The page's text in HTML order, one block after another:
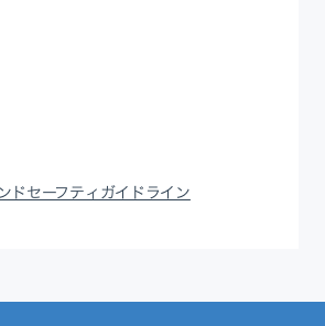
ドセーフティガイドライン